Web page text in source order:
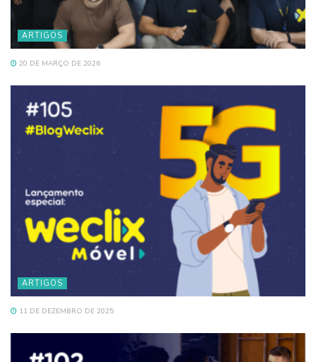
ARTIGOS
20 DE MARÇO DE 2026
ARTIGOS
11 DE DEZEMBRO DE 2025